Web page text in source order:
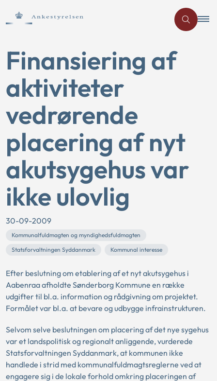
Finansiering af
aktiviteter
vedrørende
placering af nyt
akutsygehus var
ikke ulovlig
30-09-2009
Kommunalfuldmagten og myndighedsfuldmagten
Statsforvaltningen Syddanmark
Kommunal interesse
Efter beslutning om etablering af et nyt akutsygehus i
Aabenraa afholdte Sønderborg Kommune en række
udgifter til bl.a. information og rådgivning om projektet.
Formålet var bl.a. at bevare og udbygge infrainstrukturen.
Selvom selve beslutningen om placering af det nye sygehus
var et landspolitisk og regionalt anliggende, vurderede
Statsforvaltningen Syddanmark, at kommunen ikke
handlede i strid med kommunalfuldmagtsreglerne ved at
engagere sig i de lokale forhold omkring placeringen af